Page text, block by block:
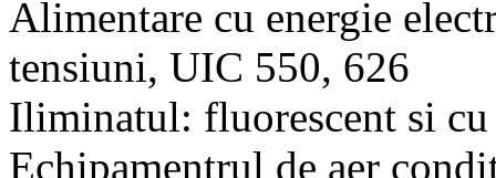
Alimentare cu energie
tensiuni, UIC 550, 626
Iliminatul: fluorescent si
Echipamentrul de aer